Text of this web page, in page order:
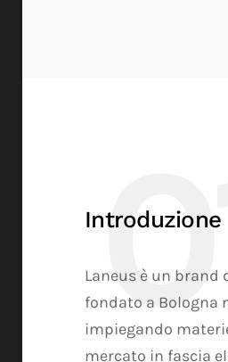
Introduzione
Laneus è un
fondato a Bologna
impiegando
mercato in fascia